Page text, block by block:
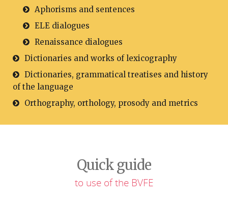
Aphorisms and sentences
ELE dialogues
Renaissance dialogues
Dictionaries and works of lexicography
Dictionaries, grammatical treatises and history
of the language
Orthography, orthology, prosody and metrics
Quick guide
to use of the BVFE